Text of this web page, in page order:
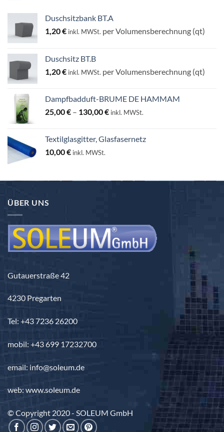
Duschsitzbank BT.A
1,20€ inkl. MWSt. per Volumensberechnung (qt)
Duschsitz BT.B
1,20€ inkl. MWSt. per Volumensberechnung (qt)
Dampfbadduft-BRUME DE HAMMAM
25,00€ – 130,00€Preisspanne:
130,00 €
inkl. MWSt.
Textilglasgitter, Glasfasernetz
10,00€ inkl. MWSt.
ÜBER UNS
Gutauerstraße 42
4230 Pregarten
Tel: +43 7236 26200
mobil: +43 699 17232700
email: info@soleum.de
web: www.soleum.de
© Copyright 2020 - SOLEUM GmbH